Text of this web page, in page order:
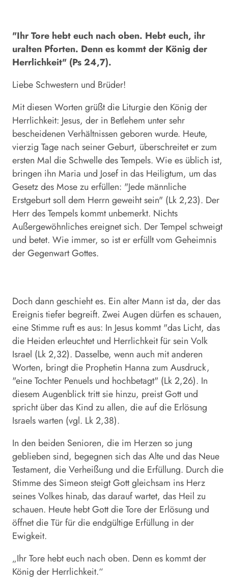
"Ihr Tore hebt euch nach oben. Hebt euch, ihr
uralten Pforten. Denn es kommt der König der
Herrlichkeit" (Ps 24,7).
Liebe Schwestern und Brüder!
Mit diesen Worten grüßt die Liturgie den König der
Herrlichkeit: Jesus, der in Betlehem unter sehr
bescheidenen Verhältnissen geboren wurde. Heute,
vierzig Tage nach seiner Geburt, überschreitet er zum
ersten Mal die Schwelle des Tempels. Wie es üblich ist,
bringen ihn Maria und Josef in das Heiligtum, um das
Gesetz des Mose zu erfüllen: "Jede männliche
Erstgeburt soll dem Herrn geweiht sein" (Lk 2,23). Der
Herr des Tempels kommt unbemerkt. Nichts
Außergewöhnliches ereignet sich. Der Tempel schweigt
und betet. Wie immer, so ist er erfüllt vom Geheimnis
der Gegenwart Gottes.
Doch dann geschieht es. Ein alter Mann ist da, der das
Ereignis tiefer begreift. Zwei Augen dürfen es schauen,
eine Stimme ruft es aus: In Jesus kommt "das Licht, das
die Heiden erleuchtet und Herrlichkeit für sein Volk
Israel (Lk 2,32). Dasselbe, wenn auch mit anderen
Worten, bringt die Prophetin Hanna zum Ausdruck,
"eine Tochter Penuels und hochbetagt" (Lk 2,26). In
diesem Augenblick tritt sie hinzu, preist Gott und
spricht über das Kind zu allen, die auf die Erlösung
Israels warten (vgl. Lk 2,38).
In den beiden Senioren, die im Herzen so jung
geblieben sind, begegnen sich das Alte und das Neue
Testament, die Verheißung und die Erfüllung. Durch die
Stimme des Simeon steigt Gott gleichsam ins Herz
seines Volkes hinab, das darauf wartet, das Heil zu
schauen. Heute hebt Gott die Tore der Erlösung und
öffnet die Tür für die endgültige Erfüllung in der
Ewigkeit.
„Ihr Tore hebt euch nach oben. Denn es kommt der
König der Herrlichkeit.“